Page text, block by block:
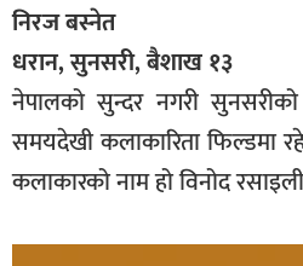
निरज बस्नेत
धरान, सुनसरी, बैशाख १३
नेपालको सुन्दर नगरी
समयदेखी कलाकारिता फिल्डमा
कलाकारको नाम हो विनोद